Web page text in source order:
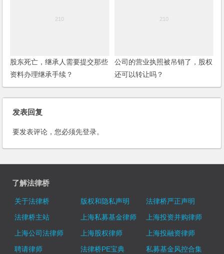
股东死亡，继承人需要提交那些
资料办理继承手续？
公司的营业执照被吊销了，股权
还可以转让吗？
发表回复
要发表评论，您必须先登录。
了解法律桥
关于法律桥 版权和隐私声明
法律桥严正声明
法律桥主站
上海私募基金律师
上海投资并购律师
上海公司法律师
上海股权律师
上海投融资律师
聘请律师
法律桥PE宝典
私募基金风控合集